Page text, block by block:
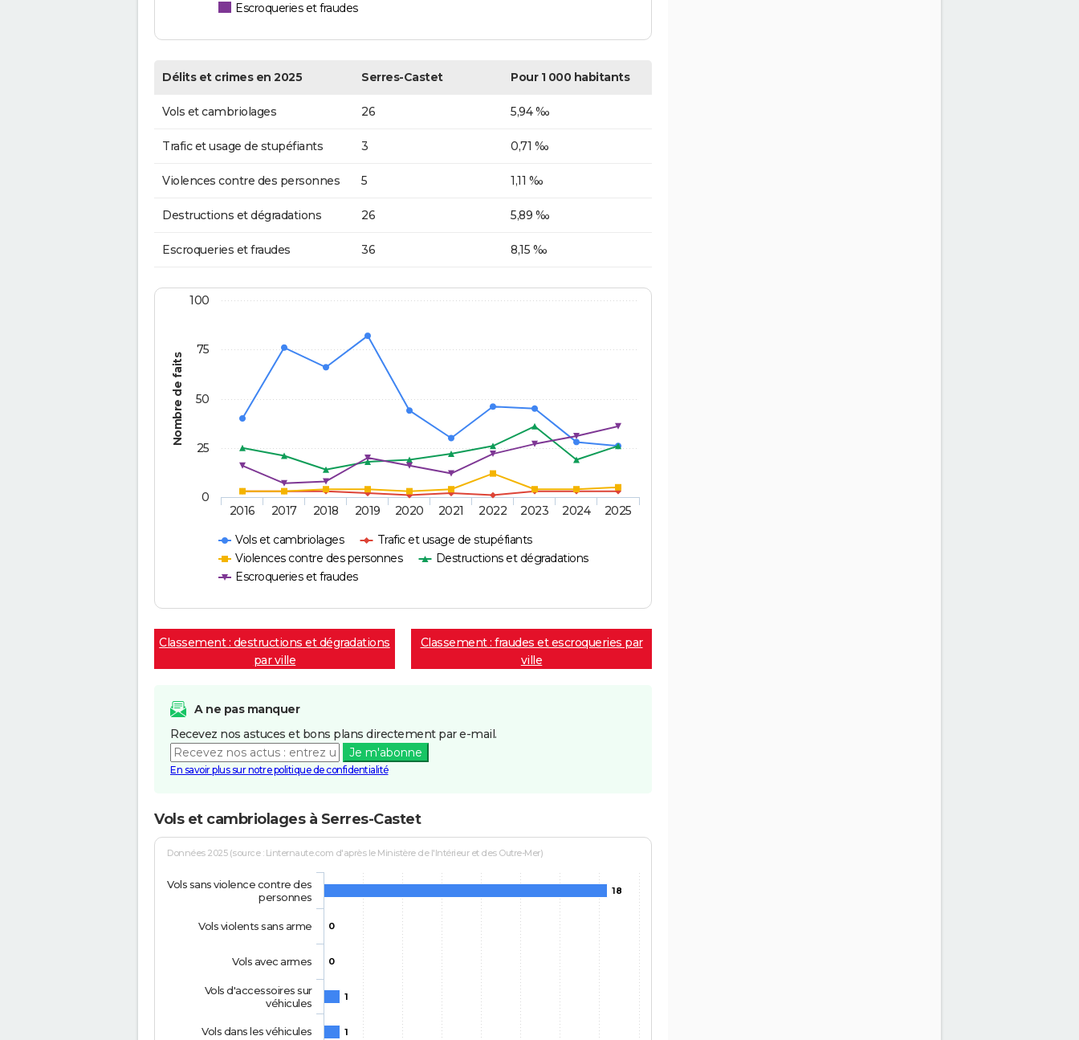
Escroqueries et fraudes
Délits et crimes en 2025 Serres-Castet Pour 1 000 habitants
Vols et cambriolages 26 5,94 ‰
Trafic et usage de stupéfiants 3 0,71 ‰
Violences contre des personnes 5 1,11 ‰
Destructions et dégradations 26 5,89 ‰
Escroqueries et fraudes 36 8,15 ‰
Nombre de faits
Vols et cambriolages
Trafic et usage de stupéfiants
Violences contre des personnes
Destructions et dégradations
Escroqueries et fraudes
2016 2017 2018 2019 2020 2021 2022 2023 2024 2025
0
25
50
75
100
Classement : destructions et dégradations
par ville
Classement : fraudes et escroqueries par
ville
A ne pas manquer
Recevez nos astuces et bons plans directement par e-mail.
Je m'abonne
En savoir plus sur notre politique de confidentialité
Vols et cambriolages à Serres-Castet
Données 2025 (source : Linternaute.com d'après le Ministère de l'Intérieur et des Outre-Mer)
18
0
0
1
1
Vols sans violence contre des
personnes
Vols violents sans arme
Vols avec armes
Vols d'accessoires sur
véhicules
Vols dans les véhicules